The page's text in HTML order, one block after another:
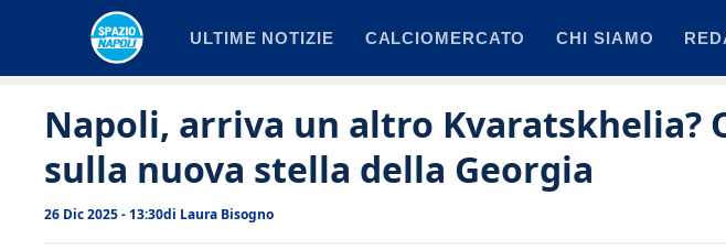
ULTIME NOTIZIE CALCIOMERCATO CHI SIAMO
Napoli, arriva un altro Kvaratskhelia?
sulla nuova stella della Georgia
26 Dic 2025 - 13:30di Laura Bisogno